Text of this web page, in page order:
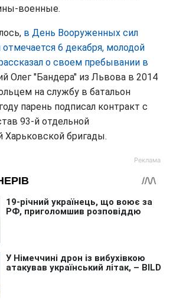
военные.
в День Вооруженных сил
6 декабря, молодой
о своем пребывании в
Олег "Бандера" из Львова в 2014
на службу в батальон
парень подписал контракт с
93-й отдельной
Харьковской бригады.